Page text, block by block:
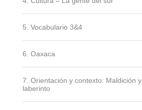
5. Vocabulario 3&4
6. Oaxaca
7. Orientación y contexto: Maldición y
laberinto